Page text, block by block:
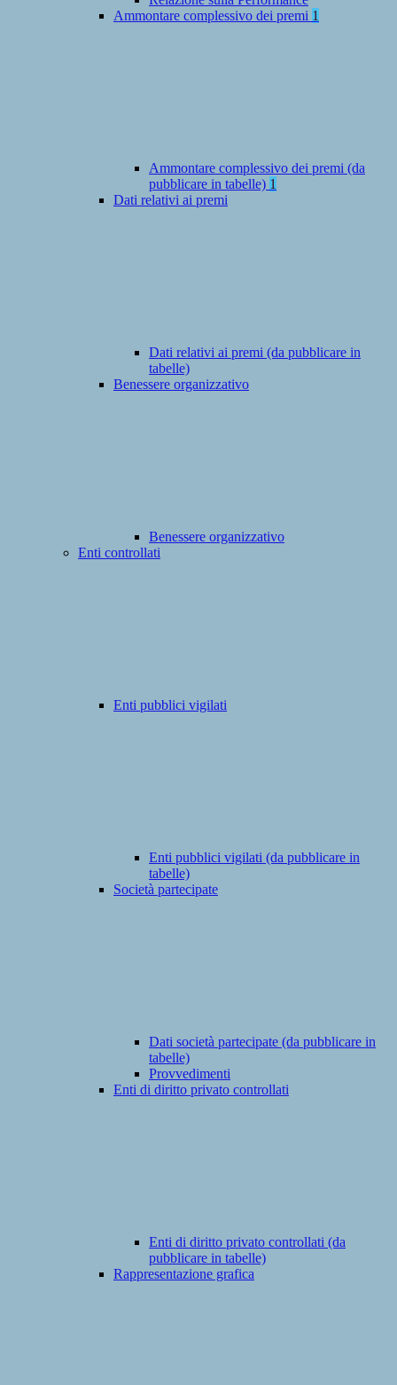
Ammontare complessivo dei premi 1
Ammontare complessivo dei premi (da
pubblicare in tabelle) 1
Dati relativi ai premi
Dati relativi ai premi (da pubblicare in
tabelle)
Benessere organizzativo
Benessere organizzativo
Enti controllati
Enti pubblici vigilati
Enti pubblici vigilati (da pubblicare in
tabelle)
Società partecipate
Dati società partecipate (da pubblicare in
tabelle)
Provvedimenti
Enti di diritto privato controllati
Enti di diritto privato controllati (da
pubblicare in tabelle)
Rappresentazione grafica